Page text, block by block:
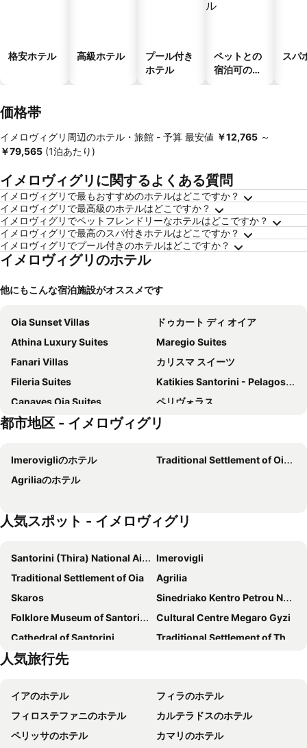
格安ホテル 高級ホテル
プール付き
ホテル
ペットとの
宿泊可のホ
スパ
価格帯
イメロヴィグリ周辺のホテル・旅館 - 予算 最安値 ‎￥12,765 ～
‎￥79,565 (1泊あたり)
イメロヴィグリに関するよくある質問
イメロヴィグリで最もおすすめのホテルはどこですか？
イメロヴィグリで最高級のホテルはどこですか？
イメロヴィグリでペットフレンドリーなホテルはどこですか？
イメロヴィグリで最高のスパ付きホテルはどこですか？
イメロヴィグリでプール付きのホテルはどこですか？
イメロヴィグリのホテル
他にもこんな宿泊施設がオススメです
Oia Sunset Villas
ドゥカート ディ オイア
Athina Luxury Suites
Maregio Suites
Fanari Villas
カリスマ スイーツ
Fileria Suites
Katikies Santorini - Pelagos House - The Leading Hotels of the World
Canaves Oia Suites
ペリヴォラス
サントリーニ
Old Castle Oia
エスペラス サントリーニ
La Perla Villas & Suites
The Museum Project Oia
アストロ パレス
アンドロニス ラグジュアリー スイーツ
Nissos Thira Hotel
ポルト カステッロ
ホワイト パール ヴィラズ
Oia Mare Villas
Mystique, a Luxury Collection Hotel, Santorini
ヴィラ カティキエス
Chelidonia Traditional Villas
ガラティア ヴィラズ
Katikies Santorini - Gea House - The Leading Hotels Of The World
The Dream
セントラル フィラ ホテル
Mythical Blue Luxury Suites
アリゼア ヴィラズ & スイーツ
Theoxenia Caldera Hotel
Art Maisons Oia Castle
Myst Boutique Hotel
Loucas on the Cliff
都市地区 - イメロヴィグリ
Imerovigliのホテル
Traditional Settlement of Oiaのホテル
Agriliaのホテル
人気スポット - イメロヴィグリ
Santorini (Thira) National Airport
Imerovigli
Traditional Settlement of Oia
Agrilia
Skaros
Sinedriako Kentro Petrou Nomikou
Folklore Museum of Santorini M Lignou
Cultural Centre Megaro Gyzi
Cathedral of Santorini
Traditional Settlement of Thira
Caldera
Vorini Spilia
Agios Athanassios
Black Beach
Profitis Ilias Monastery
Maltas
Sigalas Winery
人気旅行先
イアのホテル
フィラのホテル
フィロステファニのホテル
カルテラドスのホテル
ペリッサのホテル
カマリのホテル